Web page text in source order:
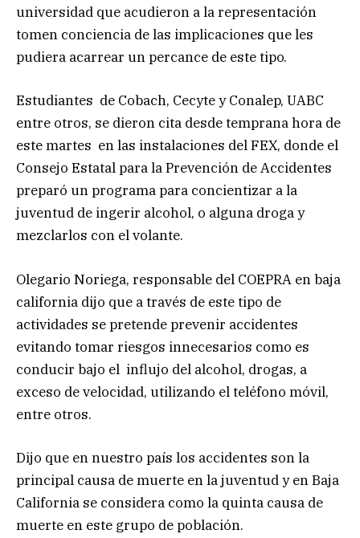
universidad que acudieron a la representación
tomen conciencia de las implicaciones que les
pudiera acarrear un percance de este tipo.
Estudiantes de Cobach, Cecyte y Conalep, UABC
entre otros, se dieron cita desde temprana hora de
este martes en las instalaciones del FEX, donde el
Consejo Estatal para la Prevención de Accidentes
preparó un programa para concientizar a la
juventud de ingerir alcohol, o alguna droga y
mezclarlos con el volante.
Olegario Noriega, responsable del COEPRA en baja
california dijo que a través de este tipo de
actividades se pretende prevenir accidentes
evitando tomar riesgos innecesarios como es
conducir bajo el influjo del alcohol, drogas, a
exceso de velocidad, utilizando el teléfono móvil,
entre otros.
Dijo que en nuestro país los accidentes son la
principal causa de muerte en la juventud y en Baja
California se considera como la quinta causa de
muerte en este grupo de población.